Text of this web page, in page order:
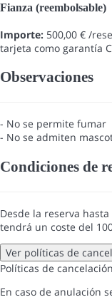
Fianza (reembolsable)
Importe: 500,00 € /
tarjeta como garantía
Observaciones
- No se permite fumar
- No se admiten
Condiciones de
Desde la reserva
tendrá un coste del
Ver políticas de
Políticas de cancelación
En caso de anulación